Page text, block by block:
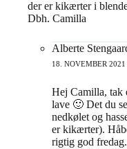
der er kikærter i
Dbh. Camilla
Alberte
18. NOVEMBER
Hej Camilla, tak
lave 🙂 Det du
nedkølet og
er kikærter).
rigtig god